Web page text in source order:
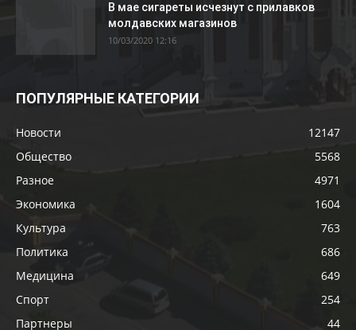
В мае сигареты исчезнут с прилавков
молдавских магазинов
10/03/2020 12:16
ПОПУЛЯРНЫЕ КАТЕГОРИИ
Новости
12147
Общество
5568
Разное
4971
Экономика
1604
Культура
763
Политика
686
Медицина
649
Спорт
254
Партнеры
44